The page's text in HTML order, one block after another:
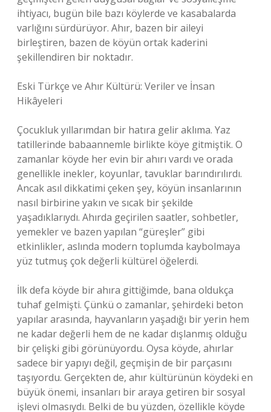
ihtiyacı, bugün bile bazı köylerde ve kasabalarda
varlığını sürdürüyor. Ahır, bazen bir aileyi
birleştiren, bazen de köyün ortak kaderini
şekillendiren bir noktadır.
Eski Türkçe ve Ahır Kültürü: Veriler ve İnsan
Hikâyeleri
Çocukluk yıllarımdan bir hatıra gelir aklıma. Yaz
tatillerinde babaannemle birlikte köye gitmiştik. O
zamanlar köyde her evin bir ahırı vardı ve orada
genellikle inekler, koyunlar, tavuklar barındırılırdı.
Ancak asıl dikkatimi çeken şey, köyün insanlarının
nasıl birbirine yakın ve sıcak bir şekilde
yaşadıklarıydı. Ahırda geçirilen saatler, sohbetler,
yemekler ve bazen yapılan “güreşler” gibi
etkinlikler, aslında modern toplumda kaybolmaya
yüz tutmuş çok değerli kültürel öğelerdi.
İlk defa köyde bir ahıra gittiğimde, bana oldukça
tuhaf gelmişti. Çünkü o zamanlar, şehirdeki beton
yapılar arasında, hayvanların yaşadığı bir yerin hem
ne kadar değerli hem de ne kadar dışlanmış olduğu
bir çelişki gibi görünüyordu. Oysa köyde, ahırlar
sadece bir yapıyı değil, geçmişin de bir parçasını
taşıyordu. Gerçekten de, ahır kültürünün köydeki en
büyük önemi, insanları bir araya getiren bir sosyal
işlevi olmasıydı. Belki de bu yüzden, özellikle köyde